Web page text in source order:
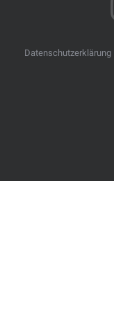
Datenschutzerklärung